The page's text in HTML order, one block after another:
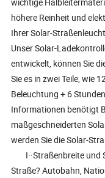
wichtige
höhere Reinheit und
Ihrer Solar-
Unser Solar-
entwickelt, können Sie
Sie es in zwei Teile, wie
Beleuchtung + 6
Informationen benötigt
maßgeschneiderten
werden Sie die Solar-
I··Straßenbreite und
Straße? Autobahn,